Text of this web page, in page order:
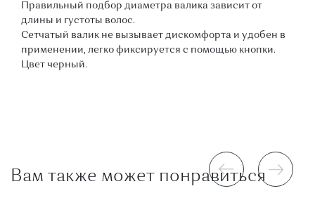
Правильный подбор диаметра валика зависит от
длины и густоты волос.
Сетчатый валик не вызывает дискомфорта и удобен в
применении, легко фиксируется с помощью кнопки.
Цвет черный.
Вам также может понравиться